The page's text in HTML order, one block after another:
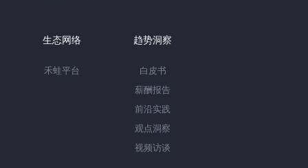
生态网络
禾蛙平台
趋势洞察
白皮书
薪酬报告
前沿实践
观点洞察
视频访谈